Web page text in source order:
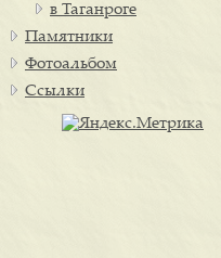
в Таганроге
Памятники
Фотоальбом
Ссылки